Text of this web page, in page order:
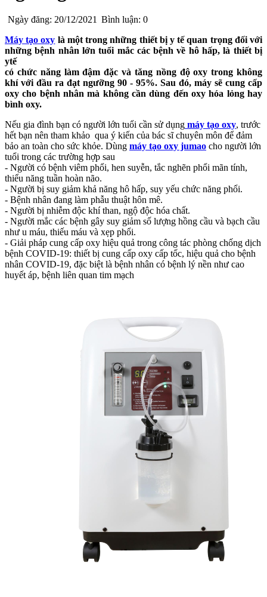
Ngày đăng: 20/12/2021 Bình luận: 0
Máy tạo oxy là một trong những thiết bị y tế quan trọng đối với
những bệnh nhân lớn tuổi mắc các bệnh về hô hấp, là thiết bị
ytế
có chức năng làm đậm đặc và tăng nồng độ oxy trong không
khí với đầu ra đạt ngưỡng 90 - 95%. Sau đó, máy sẽ cung cấp
oxy cho bệnh nhân mà không cần dùng đến oxy hóa lỏng hay
bình oxy.
Nếu gia đình bạn có người lớn tuổi cần sử dụng máy tạo oxy, trước
hết bạn nên tham khảo qua ý kiến của bác sĩ chuyên môn để đảm
bảo an toàn cho sức khỏe. Dùng máy tạo oxy jumao cho người lớn
tuổi trong các trường hợp sau
- Người có bệnh viêm phổi, hen suyễn, tắc nghẽn phổi mãn tính,
thiểu năng tuần hoàn não.
- Người bị suy giảm khả năng hô hấp, suy yếu chức năng phổi.
- Bệnh nhân đang làm phẫu thuật hôn mê.
- Người bị nhiễm độc khí than, ngộ độc hóa chất.
- Người mắc các bệnh gây suy giảm số lượng hồng cầu và bạch cầu
như u máu, thiếu máu và xẹp phổi.
- Giải pháp cung cấp oxy hiệu quả trong công tác phòng chống dịch
bệnh COVID-19: thiết bị cung cấp oxy cấp tốc, hiệu quả cho bệnh
nhân COVID-19, đặc biệt là bệnh nhân có bệnh lý nền như cao
huyết áp, bệnh liên quan tim mạch